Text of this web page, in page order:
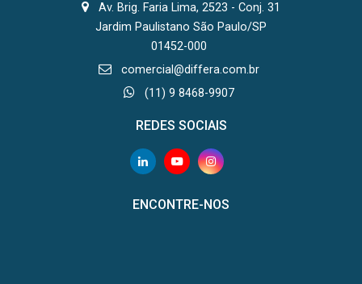
Av. Brig. Faria Lima, 2523 - Conj. 31
Jardim Paulistano São Paulo/SP
01452-000
comercial@differa.com.br
(11) 9 8468-9907
REDES SOCIAIS
ENCONTRE-NOS